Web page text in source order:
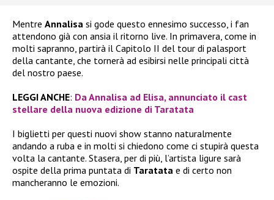
Mentre Annalisa si gode questo ennesimo successo, i fan
attendono già con ansia il ritorno live. In primavera, come in
molti sapranno, partirà il Capitolo II del tour di palasport
della cantante, che tornerà ad esibirsi nelle principali città
del nostro paese.
LEGGI ANCHE: Da Annalisa ad Elisa, annunciato il cast
stellare della nuova edizione di Taratata
I biglietti per questi nuovi show stanno naturalmente
andando a ruba e in molti si chiedono come ci stupirà questa
volta la cantante. Stasera, per di più, l’artista ligure sarà
ospite della prima puntata di Taratata e di certo non
mancheranno le emozioni.